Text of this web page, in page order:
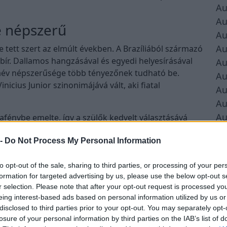
Do Not Process My Personal Information
opt-out of the sale, sharing to third parties, or processing of your
for targeted advertising by us, please use the below opt-out
selection. Please note that after your opt-out request is processed
interest-based ads based on personal information utilized by us
to third parties prior to your opt-out. You may separately
of your personal information by third parties on the IAB’s list of
népszerű
szert az elmúlt években. A Brazíliából származó
Dallamos hangzásával és egyedi helyesírásával
népszerűsége több tényezőnek tudható be.
Junior szinonimájává vált, aki fiatal
emelte, így a szülők kedvelt választásává
csak tisztelegni szeretnének a brazil
egzotikus nevek felkarolásának globális trendje
és erős, mégis gyengéd hangzása egyének
részein növekvő népszerűségéhez.
Kutatóközpont havonta frissíti az
frissítéskor a Viníciusz rákerült a listára 6 másik
a Real Madrid sztárja miatt szeretné
énekes ihlette a kérelmét. Mindenesetre most